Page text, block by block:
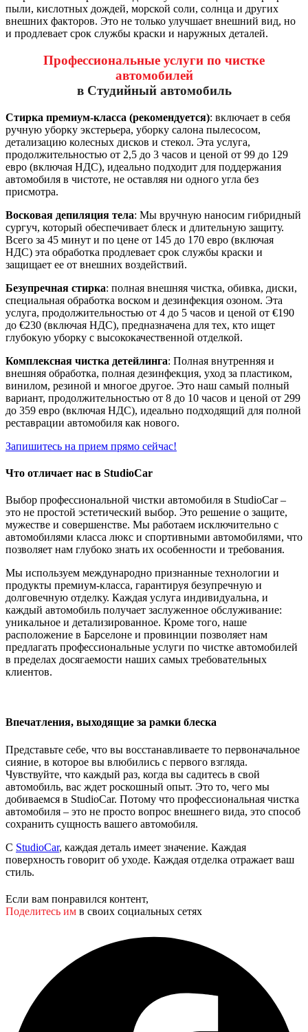
пыли, кислотных дождей, морской соли, солнца и других
внешних факторов. Это не только улучшает внешний вид, но
и продлевает срок службы краски и наружных деталей.
Профессиональные услуги по чистке
автомобилей
в Студийный автомобиль
Стирка премиум-класса (рекомендуется): включает в себя
ручную уборку экстерьера, уборку салона пылесосом,
детализацию колесных дисков и стекол. Эта услуга,
продолжительностью от 2,5 до 3 часов и ценой от 99 до 129
евро (включая НДС), идеально подходит для поддержания
автомобиля в чистоте, не оставляя ни одного угла без
присмотра.
Восковая депиляция тела: Мы вручную наносим гибридный
сургуч, который обеспечивает блеск и длительную защиту.
Всего за 45 минут и по цене от 145 до 170 евро (включая
НДС) эта обработка продлевает срок службы краски и
защищает ее от внешних воздействий.
Безупречная стирка: полная внешняя чистка, обивка, диски,
специальная обработка воском и дезинфекция озоном. Эта
услуга, продолжительностью от 4 до 5 часов и ценой от €190
до €230 (включая НДС), предназначена для тех, кто ищет
глубокую уборку с высококачественной отделкой.
Комплексная чистка детейлинга: Полная внутренняя и
внешняя обработка, полная дезинфекция, уход за пластиком,
винилом, резиной и многое другое. Это наш самый полный
вариант, продолжительностью от 8 до 10 часов и ценой от 299
до 359 евро (включая НДС), идеально подходящий для полной
реставрации автомобиля как нового.
Запишитесь на прием прямо сейчас!
Что отличает нас в StudioCar
Выбор профессиональной чистки автомобиля в StudioCar –
это не простой эстетический выбор. Это решение о защите,
мужестве и совершенстве. Мы работаем исключительно с
автомобилями класса люкс и спортивными автомобилями, что
позволяет нам глубоко знать их особенности и требования.
Мы используем международно признанные технологии и
продукты премиум-класса, гарантируя безупречную и
долговечную отделку. Каждая услуга индивидуальна, и
каждый автомобиль получает заслуженное обслуживание:
уникальное и детализированное. Кроме того, наше
расположение в Барселоне и провинции позволяет нам
предлагать профессиональные услуги по чистке автомобилей
в пределах досягаемости наших самых требовательных
клиентов.
Впечатления, выходящие за рамки блеска
Представьте себе, что вы восстанавливаете то первоначальное
сияние, в которое вы влюбились с первого взгляда.
Чувствуйте, что каждый раз, когда вы садитесь в свой
автомобиль, вас ждет роскошный опыт. Это то, чего мы
добиваемся в StudioCar. Потому что профессиональная чистка
автомобиля – это не просто вопрос внешнего вида, это способ
сохранить сущность вашего автомобиля.
С StudioCar, каждая деталь имеет значение. Каждая
поверхность говорит об уходе. Каждая отделка отражает ваш
стиль.
Если вам понравился контент,
Поделитесь им в своих социальных сетях